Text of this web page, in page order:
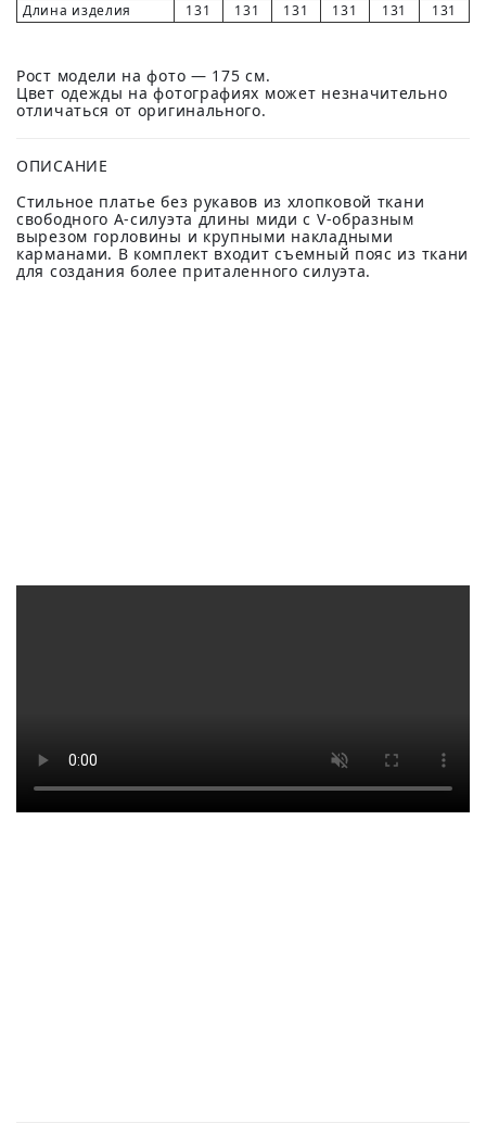
Длина изделия
131 131 131 131 131 131
Рост модели на фото — 175 см.
Цвет одежды на фотографиях может незначительно
отличаться от оригинального.
ОПИСАНИЕ
Стильное платье без рукавов из хлопковой ткани
свободного А-силуэта длины миди с V-образным
вырезом горловины и крупными накладными
карманами. В комплект входит съемный пояс из ткани
для создания более приталенного силуэта.